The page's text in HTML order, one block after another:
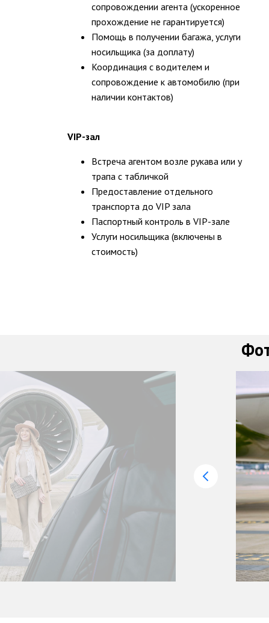
сопровождении агента (ускоренное
прохождение не гарантируется)
Помощь в получении багажа, услуги
носильщика (за доплату)
Координация с водителем и
сопровождение к автомобилю (при
наличии контактов)
VIP-зал
Встреча агентом возле рукава или у
трапа с табличкой
Предоставление отдельного
транспорта до VIP зала
Паспортный контроль в VIP-зале
Услуги носильщика (включены в
стоимость)